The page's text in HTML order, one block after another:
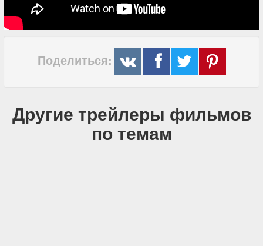
Поделиться:
Другие трейлеры фильмов
по темам